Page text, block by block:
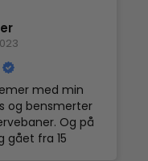
med min
og bensmerter
Og på
gået fra 15